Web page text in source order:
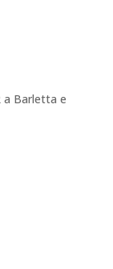
a Barletta e